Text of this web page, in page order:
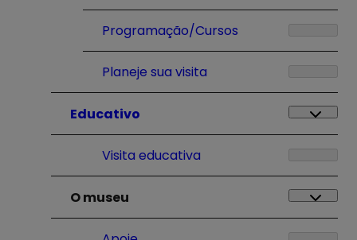
Programação/Cursos
Planeje sua visita
Educativo
Visita educativa
O museu